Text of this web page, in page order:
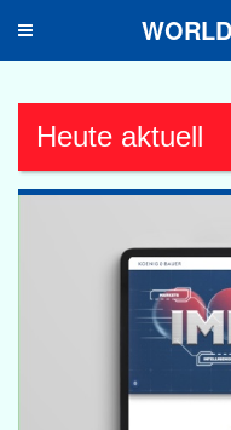
Toggle
Heute aktuell